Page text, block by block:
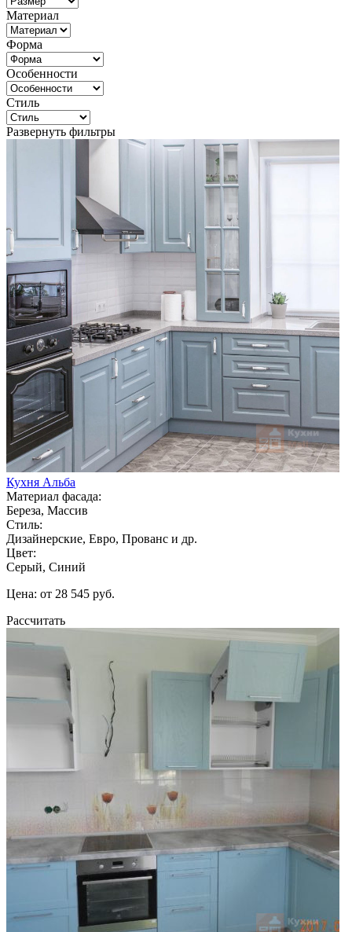
Материал
Форма
Особенности
Стиль
Развернуть фильтры
Кухня Альба
Материал фасада:
Береза, Массив
Стиль:
Дизайнерские, Евро, Прованс и др.
Цвет:
Серый, Синий
Цена: от 28 545 руб.
Рассчитать